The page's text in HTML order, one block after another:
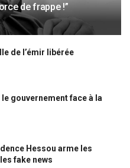
de frappe !”
de l’émir libérée
le gouvernement face à la
Hessou arme les
fake news